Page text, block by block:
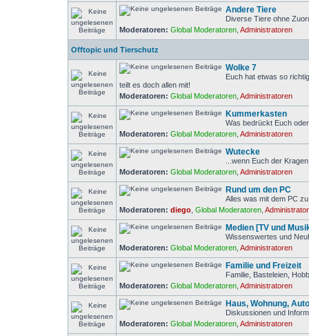
Andere Tiere
Diverse Tiere ohne
Moderatoren: Global Moderatoren Administratoren
Offtopic und Tierschutz
Wolke 7
Euch hat etwas so
teilt es doch allen mit!
Moderatoren: Global Moderatoren Administratoren
Kummerkasten
Was bedrückt Euch
Moderatoren: Global Moderatoren Administratoren
Wutecke
...wenn Euch der
Moderatoren: Global Moderatoren Administratoren
Rund um den PC
Alles was mit dem PC
Moderatoren: diego Global Moderatoren
Medien [TV und
Wissenswertes und
Moderatoren: Global Moderatoren Administratoren
Familie und Freizeit
Familie, Basteleien,
Moderatoren: Global Moderatoren Administratoren
Haus, Wohnung,
Diskussionen und
Moderatoren: Global Moderatoren Administratoren